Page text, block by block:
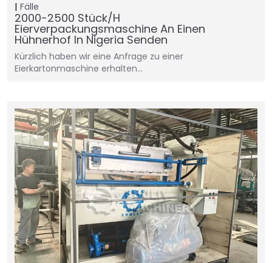
Fälle
2000-2500 Stück/h
Eierverpackungsmaschine An Einen
Hühnerhof In Nigeria Senden
Kürzlich haben wir eine Anfrage zu einer
Eierkartonmaschine erhalten…